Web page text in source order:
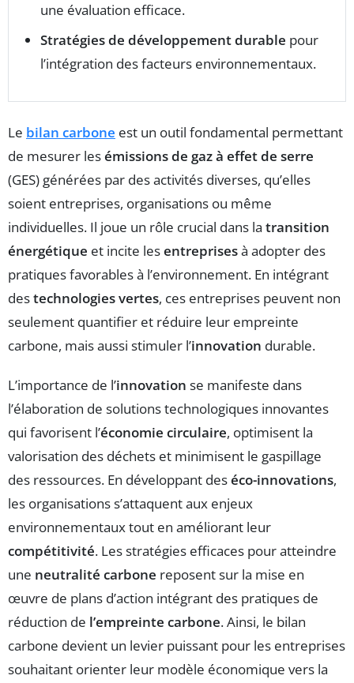
une évaluation efficace.
Stratégies de développement durable pour
l’intégration des facteurs environnementaux.
Le bilan carbone est un outil fondamental permettant
de mesurer lesémissions de gaz à effet de serre
(GES) générées par des activités diverses, qu’elles
soient entreprises, organisations ou même
individuelles. Il joue un rôle crucial dans la transition
énergétique et incite lesentreprisesà adopter des
pratiques favorables à l’environnement. En intégrant
destechnologies vertes, ces entreprises peuvent non
seulement quantifier et réduire leur empreinte
carbone, mais aussi stimuler l’innovation durable.
L’importance de l’innovation se manifeste dans
l’élaboration de solutions technologiques innovantes
qui favorisent l’économie circulaire, optimisent la
valorisation des déchets et minimisent le gaspillage
des ressources. En développant deséco-innovations,
les organisations s’attaquent aux enjeux
environnementaux tout en améliorant leur
compétitivité. Les stratégies efficaces pour atteindre
une neutralité carbone reposent sur la mise en
œuvre de plans d’action intégrant des pratiques de
réduction de l’empreinte carbone. Ainsi, le bilan
carbone devient un levier puissant pour les entreprises
souhaitant orienter leur modèle économique vers la